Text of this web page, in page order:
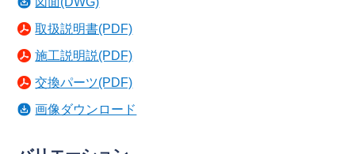
取扱説明書(PDF)
施工説明説(PDF)
交換パーツ(PDF)
画像ダウンロード